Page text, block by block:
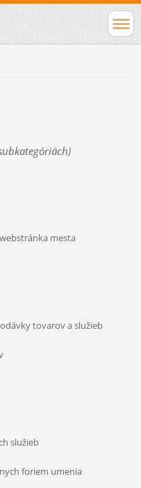
mesta
tovarov a služieb
služieb
foriem umenia